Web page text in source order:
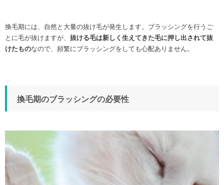
換毛期には、自然と大量の抜け毛が発生します。ブラッシングを行うご
とに毛が抜けますが、 抜ける毛は新しく生えてきた毛に押し出されて抜
けたものなので、頻繁にブラッシングをしても心配ありません。
換毛期のブラッシングの必要性